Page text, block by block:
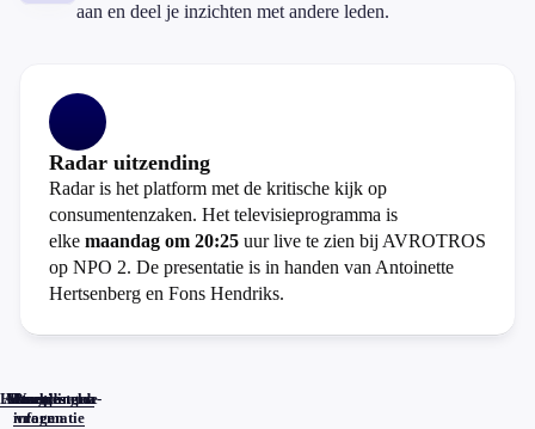
aan en deel je inzichten met andere leden.
Radar uitzending
Radar is het platform met de kritische kijk op
consumentenzaken. Het televisieprogramma is
elke maandag om 20:25 uur live te zien bij AVROTROS
op NPO 2. De presentatie is in handen van Antoinette
Hertsenberg en Fons Hendriks.
Home
Actueel
Uitzendingen
Reacties
Programma-
informatie
Veelgestelde
vragen